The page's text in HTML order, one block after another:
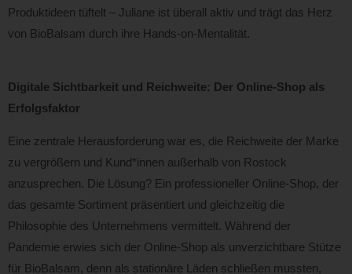
Produktideen tüftelt – Juliane ist überall aktiv und trägt das Herz
von BioBalsam durch ihre Hands-on-Mentalität.
Digitale Sichtbarkeit und Reichweite: Der Online-Shop als
Erfolgsfaktor
Eine zentrale Herausforderung war es, die Reichweite der Marke
zu vergrößern und Kund*innen außerhalb von Rostock
anzusprechen. Die Lösung? Ein professioneller Online-Shop, der
das gesamte Sortiment präsentiert und gleichzeitig die
Philosophie des Unternehmens vermittelt. Während der
Pandemie erwies sich der Online-Shop als unverzichtbare Stütze
für BioBalsam, denn als stationäre Läden schließen mussten,